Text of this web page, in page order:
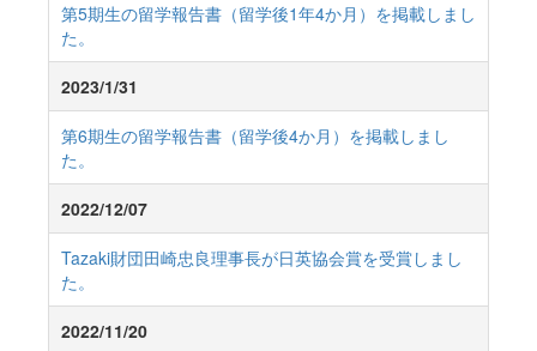
第5期生の留学報告書（留学後1年4か月）を掲載しまし
た。
2023/1/31
第6期生の留学報告書（留学後4か月）を掲載しまし
た。
2022/12/07
Tazaki財団田崎忠良理事長が日英協会賞を受賞しまし
た。
2022/11/20